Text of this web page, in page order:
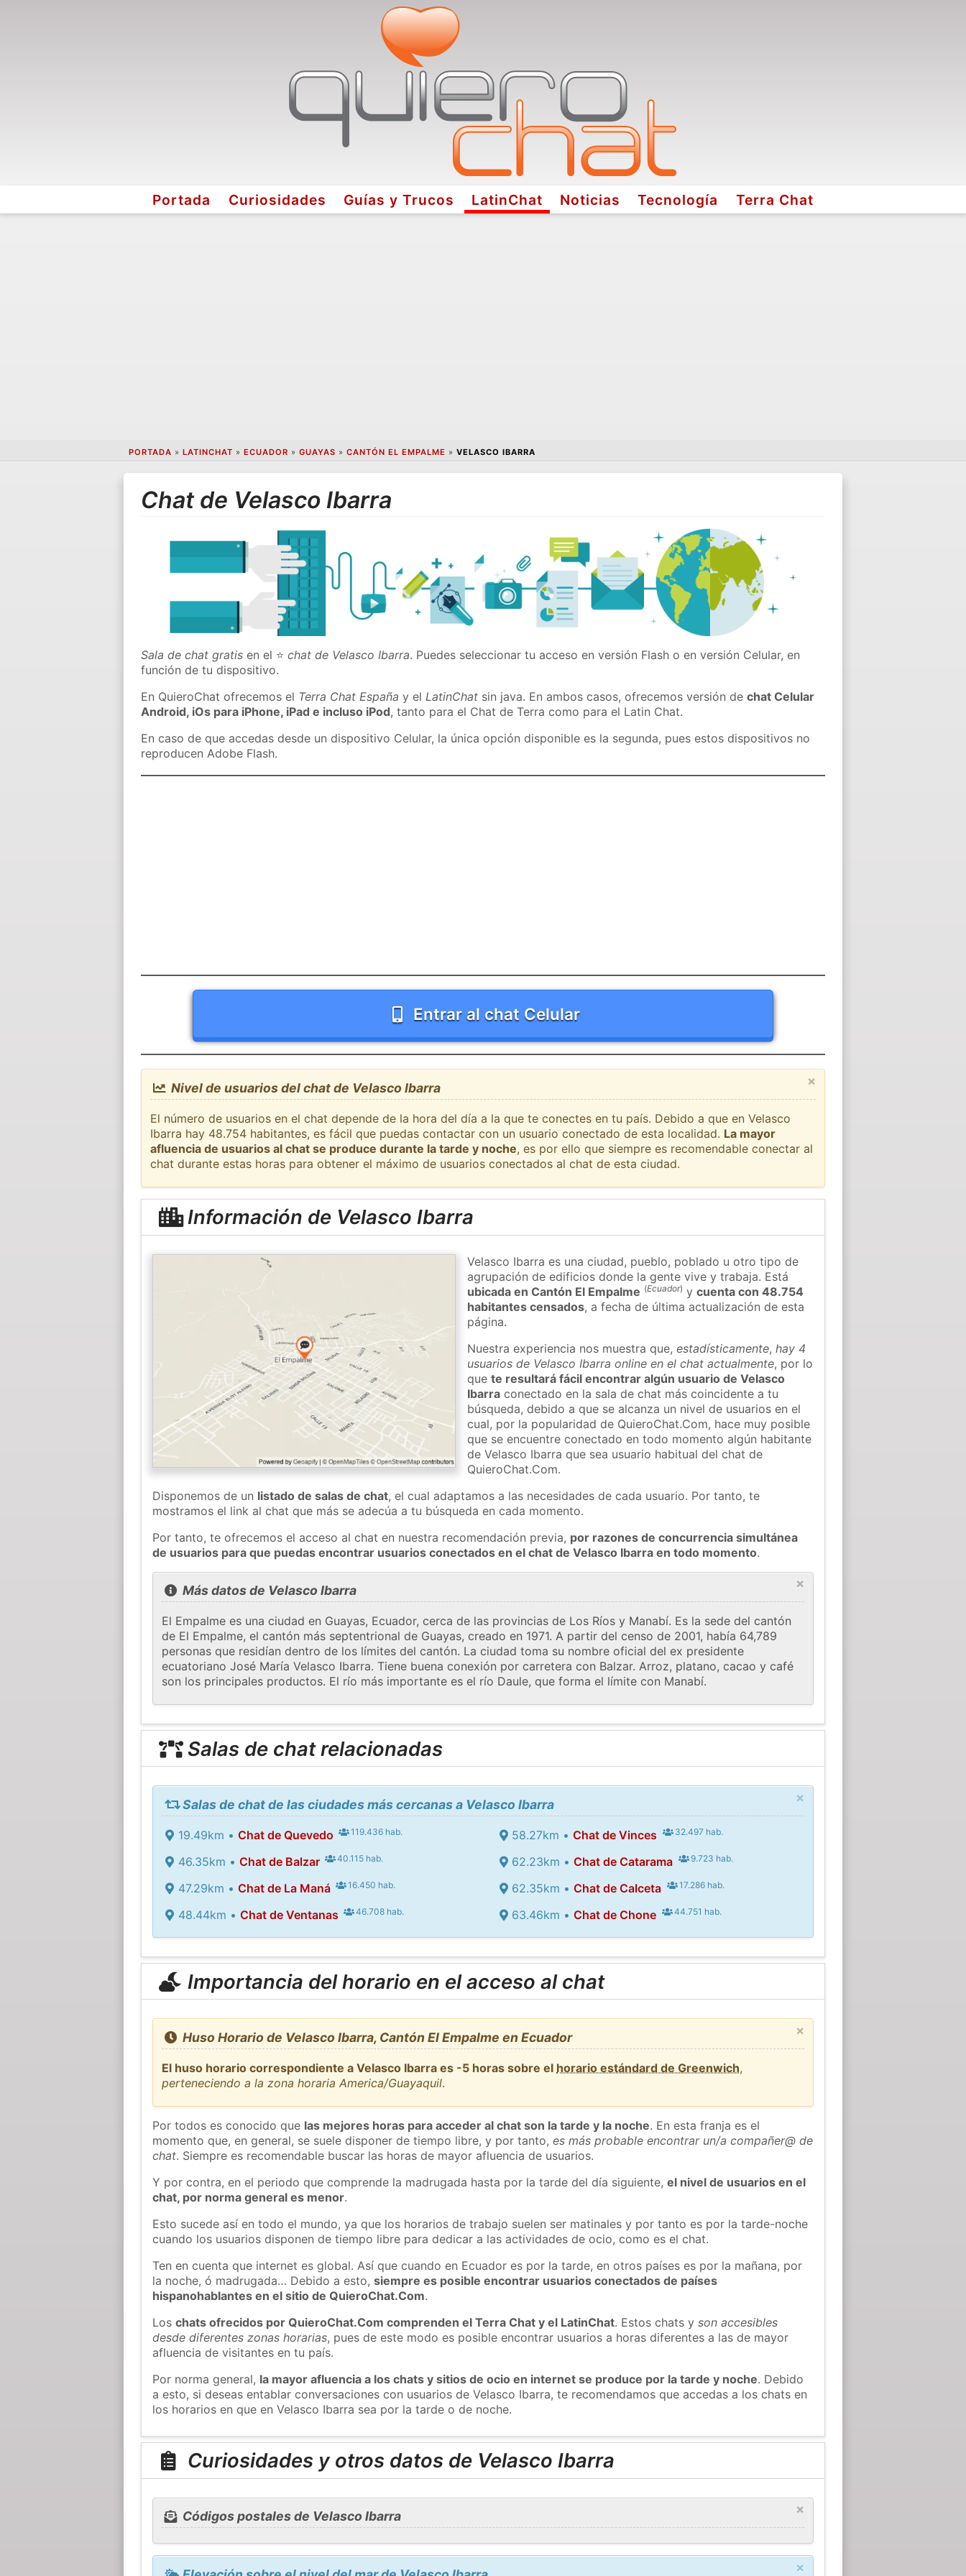
Portada Curiosidades Guías y Trucos LatinChat Noticias Tecnología Terra Chat
PORTADA » LATINCHAT » ECUADOR » GUAYAS » CANTÓN EL EMPALME » VELASCO IBARRA
Chat de Velasco Ibarra
Sala de chat gratis en el ⭐chat de Velasco Ibarra. Puedes seleccionar tu acceso en versión Flash o en versión Celular, en
función de tu dispositivo.
En QuieroChat ofrecemos el Terra Chat España y elLatinChat sin java. En ambos casos, ofrecemos versión dechat Celular
Android, iOs para iPhone, iPad e incluso iPod, tanto para el Chat de Terra como para el Latin Chat.
En caso de que accedas desde un dispositivo Celular, la única opción disponible es la segunda, pues estos dispositivos no
reproducen Adobe Flash.
Entrar al chat Celular
×
Nivel de usuarios del chat de Velasco Ibarra
El número de usuarios en el chat depende de la hora del día a la que te conectes en tu país. Debido a que en Velasco
Ibarra hay 48.754 habitantes, es fácil que puedas contactar con un usuario conectado de esta localidad. La mayor
afluencia de usuarios al chat se produce durante la tarde y noche, es por ello que siempre es recomendable conectar al
chat durante estas horas para obtener el máximo de usuarios conectados al chat de esta ciudad.
Información de Velasco Ibarra
Velasco Ibarra es una ciudad, pueblo, poblado u otro tipo de
agrupación de edificios donde la gente vive y trabaja. Está
ubicada en Cantón El Empalme (Ecuador) ycuenta con 48.754
habitantes censados, a fecha de última actualización de esta
página.
Nuestra experiencia nos muestra que,estadísticamente,hay 4
usuarios de Velasco Ibarra online en el chat actualmente, por lo
quete resultará fácil encontrar algún usuario de Velasco
Ibarra conectado en la sala de chat más coincidente a tu
búsqueda, debido a que se alcanza un nivel de usuarios en el
cual, por la popularidad de QuieroChat.Com, hace muy posible
que se encuentre conectado en todo momento algún habitante
de Velasco Ibarra que sea usuario habitual del chat de
QuieroChat.Com.
Disponemos de un listado de salas de chat, el cual adaptamos a las necesidades de cada usuario. Por tanto, te
mostramos el link al chat que más se adecúa a tu búsqueda en cada momento.
Por tanto, te ofrecemos el acceso al chat en nuestra recomendación previa, por razones de concurrencia simultánea
de usuarios para que puedas encontrar usuarios conectados en el chat de Velasco Ibarra en todo momento.
×
Más datos de Velasco Ibarra
El Empalme es una ciudad en Guayas, Ecuador, cerca de las provincias de Los Ríos y Manabí. Es la sede del cantón
de El Empalme, el cantón más septentrional de Guayas, creado en 1971. A partir del censo de 2001, había 64,789
personas que residían dentro de los límites del cantón. La ciudad toma su nombre oficial del ex presidente
ecuatoriano José María Velasco Ibarra. Tiene buena conexión por carretera con Balzar. Arroz, platano, cacao y café
son los principales productos. El río más importante es el río Daule, que forma el límite con Manabí.
Salas de chat relacionadas
×
Salas de chat de las ciudades más cercanas a Velasco Ibarra
19.49km • Chat de Quevedo 119.436 hab.
46.35km • Chat de Balzar 40.115 hab.
47.29km • Chat de La Maná 16.450 hab.
48.44km • Chat de Ventanas 46.708 hab.
58.27km •Chat de Vinces 32.497 hab.
62.23km •Chat de Catarama 9.723 hab.
62.35km •Chat de Calceta 17.286 hab.
63.46km •Chat de Chone 44.751 hab.
Importancia del horario en el acceso al chat
×
Huso Horario de Velasco Ibarra, Cantón El Empalme en Ecuador
El huso horario correspondiente a Velasco Ibarra es -5 horas sobre el horario estándard de Greenwich,
perteneciendo a la zona horaria America/Guayaquil.
Por todos es conocido que las mejores horas para acceder al chat son la tarde y la noche. En esta franja es el
momento que, en general, se suele disponer de tiempo libre, y por tanto,es más probable encontrar un/a compañer@ de
chat. Siempre es recomendable buscar las horas de mayor afluencia de usuarios.
Y por contra, en el periodo que comprende la madrugada hasta por la tarde del día siguiente,el nivel de usuarios en el
chat, por norma general es menor.
Esto sucede así en todo el mundo, ya que los horarios de trabajo suelen ser matinales y por tanto es por la tarde-noche
cuando los usuarios disponen de tiempo libre para dedicar a las actividades de ocio, como es el chat.
Ten en cuenta que internet es global. Así que cuando en Ecuador es por la tarde, en otros países es por la mañana, por
la noche, ó madrugada… Debido a esto,siempre es posible encontrar usuarios conectados de países
hispanohablantes en el sitio de QuieroChat.Com.
Loschats ofrecidos por QuieroChat.Com comprenden el Terra Chat y el LatinChat. Estos chats yson accesibles
desde diferentes zonas horarias, pues de este modo es posible encontrar usuarios a horas diferentes a las de mayor
afluencia de visitantes en tu país.
Por norma general, la mayor afluencia a los chats y sitios de ocio en internet se produce por la tarde y noche. Debido
a esto, si deseas entablar conversaciones con usuarios de Velasco Ibarra, te recomendamos que accedas a los chats en
los horarios en que en Velasco Ibarra sea por la tarde o de noche.
Curiosidades y otros datos de Velasco Ibarra
×
Códigos postales de Velasco Ibarra
×